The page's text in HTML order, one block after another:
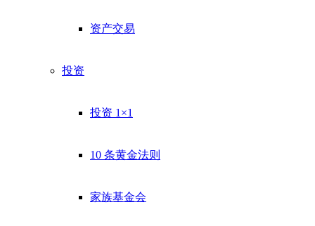
资产交易
投资
投资 1×1
10 条黄金法则
家族基金会